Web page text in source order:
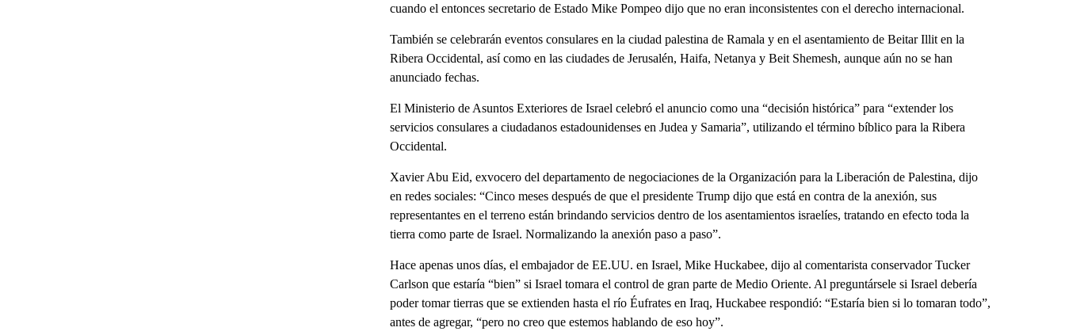
cuando el entonces secretario de Estado Mike Pompeo dijo que no eran inconsistentes con el derecho internacional.
También se celebrarán eventos consulares en la ciudad palestina de Ramala y en el asentamiento de Beitar Illit en la
Ribera Occidental, así como en las ciudades de Jerusalén, Haifa, Netanya y Beit Shemesh, aunque aún no se han
anunciado fechas.
El Ministerio de Asuntos Exteriores de Israel celebró el anuncio como una “decisión histórica” para “extender los
servicios consulares a ciudadanos estadounidenses en Judea y Samaria”, utilizando el término bíblico para la Ribera
Occidental.
Xavier Abu Eid, exvocero del departamento de negociaciones de la Organización para la Liberación de Palestina, dijo
en redes sociales: “Cinco meses después de que el presidente Trump dijo que está en contra de la anexión, sus
representantes en el terreno están brindando servicios dentro de los asentamientos israelíes, tratando en efecto toda la
tierra como parte de Israel. Normalizando la anexión paso a paso”.
Hace apenas unos días, el embajador de EE.UU. en Israel, Mike Huckabee, dijo al comentarista conservador Tucker
Carlson que estaría “bien” si Israel tomara el control de gran parte de Medio Oriente. Al preguntársele si Israel debería
poder tomar tierras que se extienden hasta el río Éufrates en Iraq, Huckabee respondió: “Estaría bien si lo tomaran todo”,
antes de agregar, “pero no creo que estemos hablando de eso hoy”.